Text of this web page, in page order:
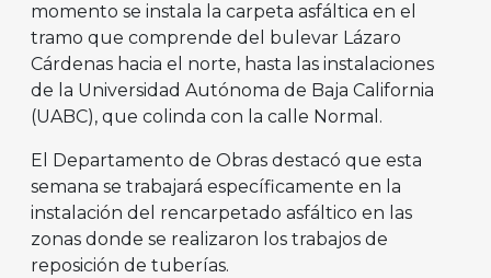
momento se instala la carpeta asfáltica en el
tramo que comprende del bulevar Lázaro
Cárdenas hacia el norte, hasta las instalaciones
de la Universidad Autónoma de Baja California
(UABC), que colinda con la calle Normal.
El Departamento de Obras destacó que esta
semana se trabajará específicamente en la
instalación del rencarpetado asfáltico en las
zonas donde se realizaron los trabajos de
reposición de tuberías.